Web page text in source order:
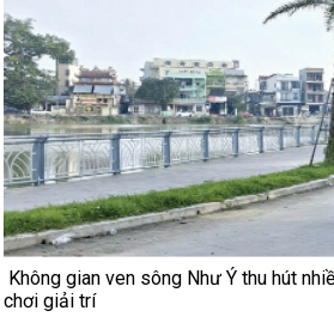
Không gian ven sông Như Ý thu hút
chơi giải trí